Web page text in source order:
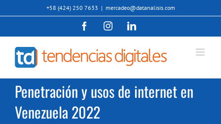
al
+58 (424) 250 7633 | mercadeo@datanalisis.com
FacebookInstagramLinkedIn
Penetración y usos de internet en
Venezuela 2022